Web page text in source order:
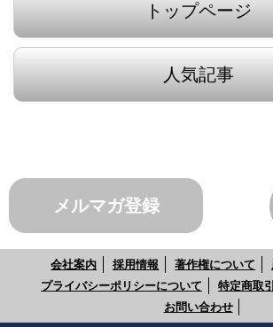
トップページ
人気記事
メルマガ登録
会社案内 採用情報 著作権について
プライバシーポリシーについて
特定商取
お問い合わせ